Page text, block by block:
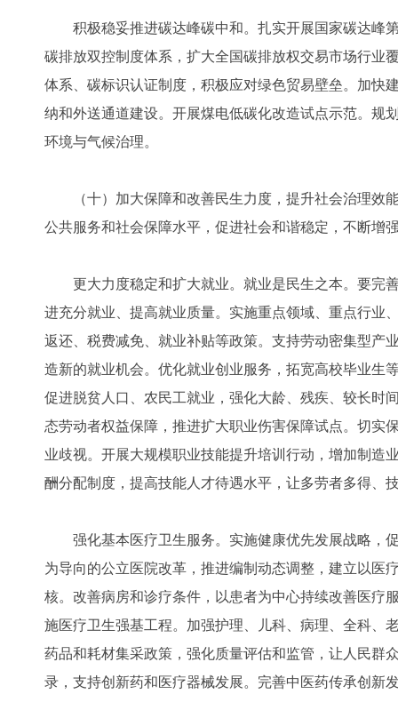
积极稳妥推进碳达峰碳中和。扎实开展国家碳达峰
碳排放双控制度体系，扩大全国碳排放权交易市场行业
体系、碳标识认证制度，积极应对绿色贸易壁垒。加快
纳和外送通道建设。开展煤电低碳化改造试点示范。规
环境与气候治理。
（十）加大保障和改善民生力度，提升社会治理效
公共服务和社会保障水平，促进社会和谐稳定，不断增
更大力度稳定和扩大就业。就业是民生之本。要完
进充分就业、提高就业质量。实施重点领域、重点行业
返还、税费减免、就业补贴等政策。支持劳动密集型产
造新的就业机会。优化就业创业服务，拓宽高校毕业生
促进脱贫人口、农民工就业，强化大龄、残疾、较长时
态劳动者权益保障，推进扩大职业伤害保障试点。切实
业歧视。开展大规模职业技能提升培训行动，增加制造
酬分配制度，提高技能人才待遇水平，让多劳者多得、
强化基本医疗卫生服务。实施健康优先发展战略，
为导向的公立医院改革，推进编制动态调整，建立以医
核。改善病房和诊疗条件，以患者为中心持续改善医疗
施医疗卫生强基工程。加强护理、儿科、病理、全科、
药品和耗材集采政策，强化质量评估和监管，让人民群
录，支持创新药和医疗器械发展。完善中医药传承创新